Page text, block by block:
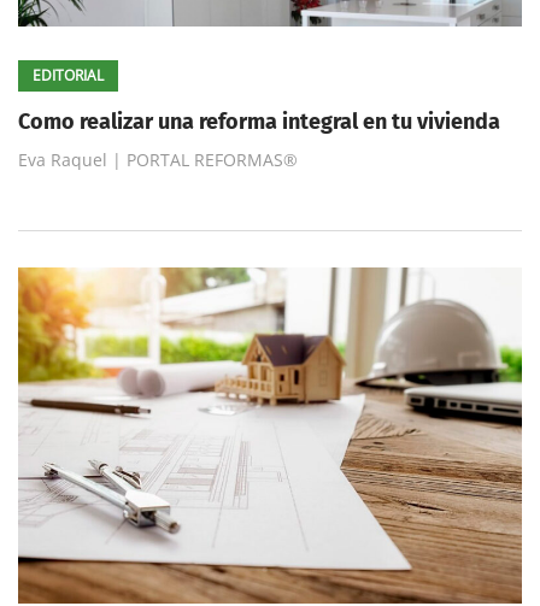
EDITORIAL
Como realizar una reforma integral en tu vivienda
Eva Raquel | PORTAL REFORMAS®